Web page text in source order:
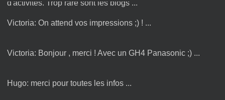
Victoria: On attend vos impressions ;) ! ...
Victoria: Bonjour , merci ! Avec un GH4 Panasonic ;) ...
Hugo: merci pour toutes les infos ...